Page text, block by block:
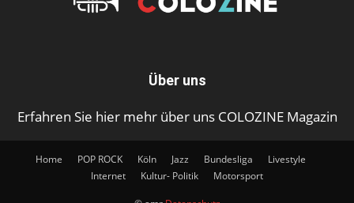
Über uns
Erfahren Sie hier mehr über uns COLOZINE Magazin
Home POP ROCK Köln Jazz Bundesliga
Livestyle
Internet
Kultur- Politik Motorsport